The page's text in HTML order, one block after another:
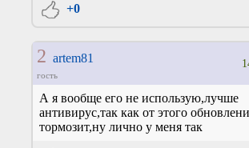
+0
2 artem81
гость
А я вообще его не использую,лучше
антивирус,так как от этого
тормозит,ну лично у меня так